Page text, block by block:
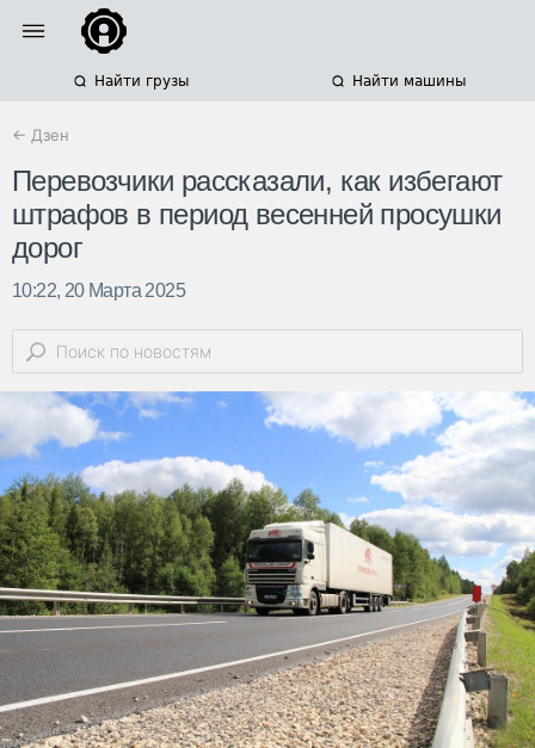
Найти грузы Найти машины
← Дзен
Перевозчики рассказали, как избегают
штрафов в период весенней просушки
дорог
10:22, 20 Марта 2025